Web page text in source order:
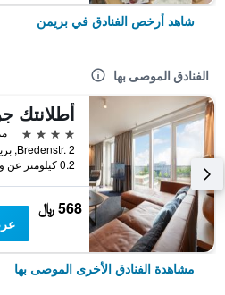
شاهد أرخص الفنادق في بريمن
الفنادق الموصى بها
4 نجوم
0.2 كيلومتر عن وسط المدينة
568 ﷼
مشاهدة الفنادق الأخرى الموصى بها